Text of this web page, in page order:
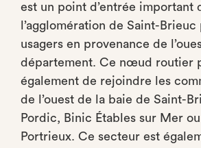
est un point d’entrée important
l’agglomération de Saint-Brieuc
usagers en provenance de
département. Ce nœud routier
également de rejoindre les
de l’ouest de la baie de Saint-
Pordic, Binic Étables sur Mer
Portrieux. Ce secteur est